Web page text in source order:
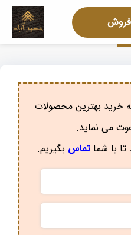
فروش
خرید بهترین محصولات
می نماید.
تا با شماتماس بگیریم.